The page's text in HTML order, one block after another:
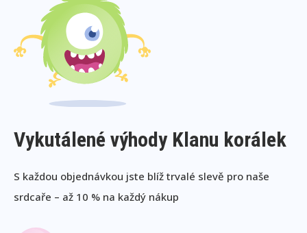
Vykutálené výhody Klanu korálek
S každou objednávkou jste blíž trvalé slevě pro naše
srdcaře – až 10 % na každý nákup